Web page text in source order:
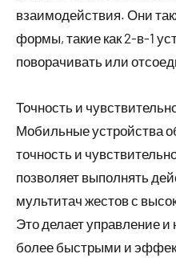
взаимодействия. Они
формы, такие как 2-в-1
поворачивать или
Точность и
Мобильные устройства
точность и
позволяет выполнять
мультитач жестов с
Это делает управление
более быстрыми и